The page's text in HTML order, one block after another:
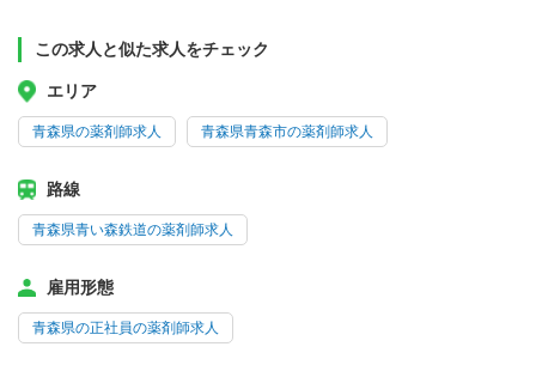
この求人と似た求人をチェック
エリア
青森県の薬剤師求人 青森県青森市の薬剤師求人
路線
青森県青い森鉄道の薬剤師求人
雇用形態
青森県の正社員の薬剤師求人